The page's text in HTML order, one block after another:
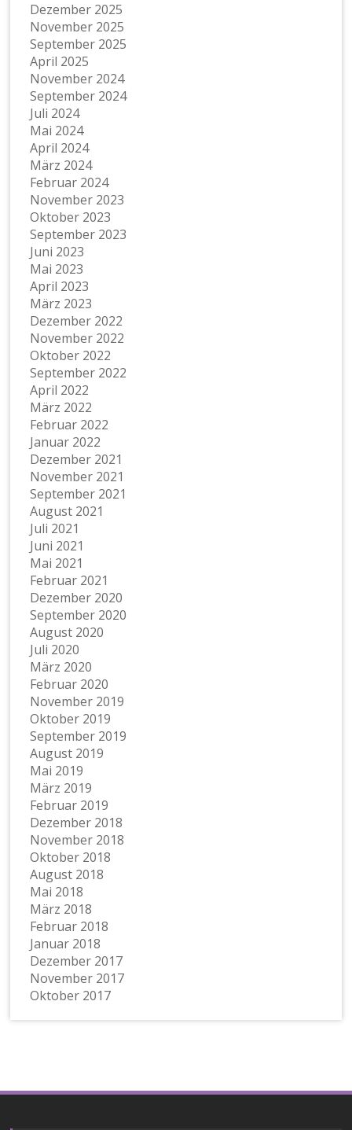
Dezember 2025
November 2025
September 2025
April 2025
November 2024
September 2024
Juli 2024
Mai 2024
April 2024
März 2024
Februar 2024
November 2023
Oktober 2023
September 2023
Juni 2023
Mai 2023
April 2023
März 2023
Dezember 2022
November 2022
Oktober 2022
September 2022
April 2022
März 2022
Februar 2022
Januar 2022
Dezember 2021
November 2021
September 2021
August 2021
Juli 2021
Juni 2021
Mai 2021
Februar 2021
Dezember 2020
September 2020
August 2020
Juli 2020
März 2020
Februar 2020
November 2019
Oktober 2019
September 2019
August 2019
Mai 2019
März 2019
Februar 2019
Dezember 2018
November 2018
Oktober 2018
August 2018
Mai 2018
März 2018
Februar 2018
Januar 2018
Dezember 2017
November 2017
Oktober 2017